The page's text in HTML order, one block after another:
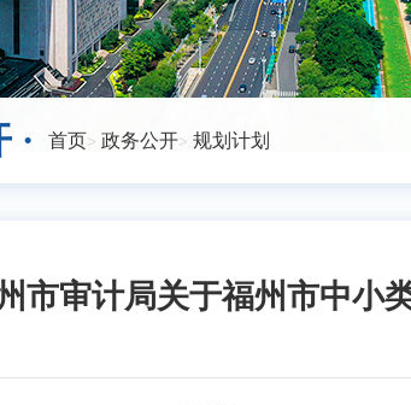
· 首页 政务公开 规划计划
市审计局关于福州市中小